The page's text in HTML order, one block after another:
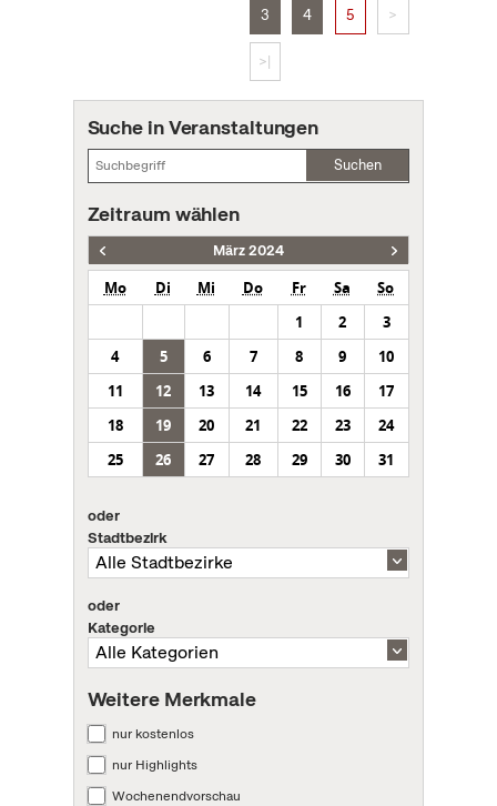
3 4 5 >
>|
Suche in Veranstaltungen
Suchen
Zeitraum wählen
März 2024
Mo Di Mi Do Fr Sa
So
1
2
3
4
5 6 7 8 9
10
11
12 13 14 15 16
17
18
19 20 21 22 23
24
25
26 27 28 29 30 31
oder
Stadtbezirk
oder
Kategorie
Weitere Merkmale
nur kostenlos
nur Highlights
Wochenendvorschau